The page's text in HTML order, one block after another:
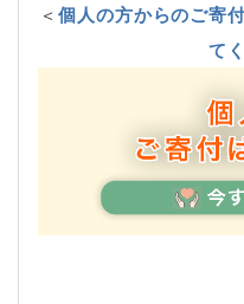
＜個人の方からのご寄
て